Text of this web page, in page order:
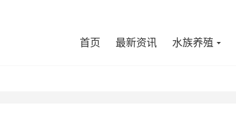
首页 最新资讯 水族养殖